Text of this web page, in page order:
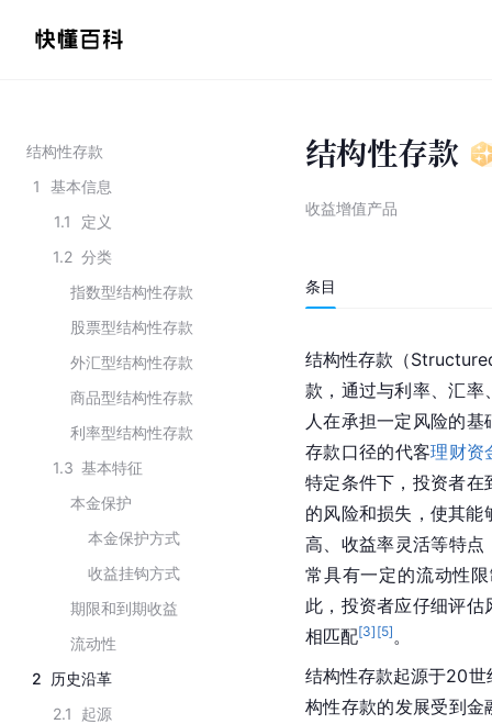
结构性存款
1
基本信息
1.1
定义
1.2 分类
指数型结构性存款
股票型结构性存款
外汇型结构性存款
商品型结构性存款
利率型结构性存款
1.3 基本特征
本金保护
本金保护方式
收益挂钩方式
期限和到期收益
流动性
2
历史沿革
2.1
起源
结构性存款
收益增值产品
条目
结构性存款（
款，通过与利率、汇率
人在承担一定风险的
存款口径的代客理财资
特定条件下，投资者在
的风险和损失，使其
高、收益率灵活等特
常具有一定的流动性
此，投资者应仔细评
相匹配[3] [5] 。
结构性存款起源于20
构性存款的发展受到金